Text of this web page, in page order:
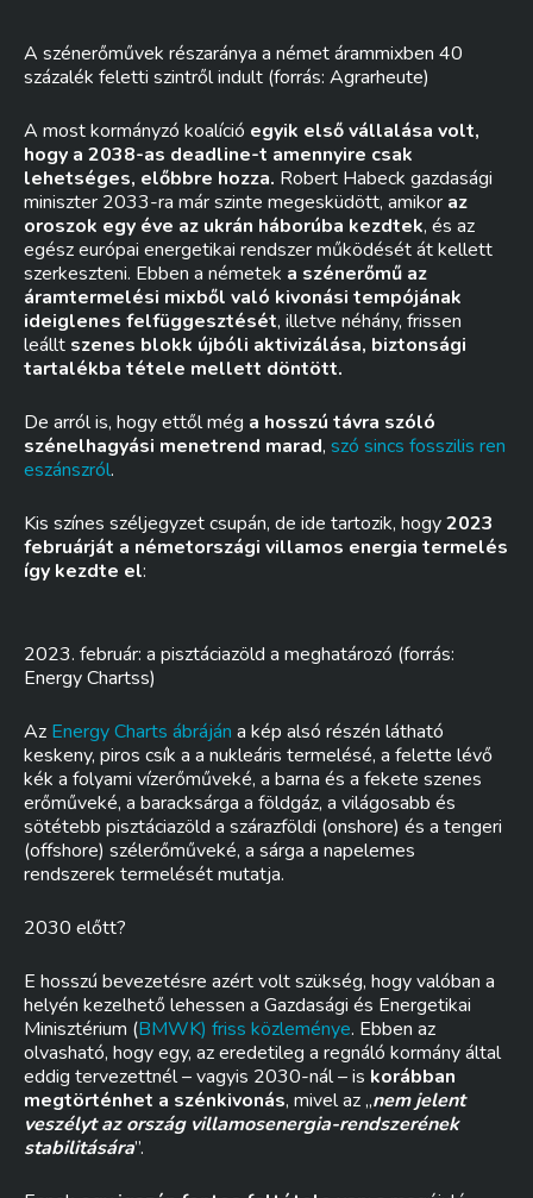
A szénerőművek részaránya a német árammixben 40
százalék feletti szintről indult (forrás: Agrarheute)
A most kormányzó koalíció egyik első vállalása volt,
hogy a 2038-as deadline-t amennyire csak
lehetséges, előbbre hozza. Robert Habeck gazdasági
miniszter 2033-ra már szinte megesküdött, amikor az
oroszok egy éve az ukrán háborúba kezdtek, és az
egész európai energetikai rendszer működését át kellett
szerkeszteni. Ebben a németek a szénerőmű az
áramtermelési mixből való kivonási tempójának
ideiglenes felfüggesztését, illetve néhány, frissen
leállt szenes blokk újbóli aktivizálása, biztonsági
tartalékba tétele mellett döntött.
De arról is, hogy ettől még a hosszú távra szóló
szénelhagyási menetrend marad, szó sincs fosszilis ren
eszánszról.
Kis színes széljegyzet csupán, de ide tartozik, hogy2023
februárját a németországi villamos energia termelés
így kezdte el:
2023. február: a pisztáciazöld a meghatározó (forrás:
Energy Chartss)
Az Energy Charts ábráján a kép alsó részén látható
keskeny, piros csík a a nukleáris termelésé, a felette lévő
kék a folyami vízerőműveké, a barna és a fekete szenes
erőműveké, a baracksárga a földgáz, a világosabb és
sötétebb pisztáciazöld a szárazföldi (onshore) és a tengeri
(offshore) szélerőműveké, a sárga a napelemes
rendszerek termelését mutatja.
2030 előtt?
E hosszú bevezetésre azért volt szükség, hogy valóban a
helyén kezelhető lehessen a Gazdasági és Energetikai
Minisztérium (BMWK) friss közleménye. Ebben az
olvasható, hogy egy, az eredetileg a regnáló kormány által
eddig tervezettnél – vagyis 2030-nál – is korábban
megtörténhet a szénkivonás, mivel az „nem jelent
veszélyt az ország villamosenergia-rendszerének
stabilitására”.